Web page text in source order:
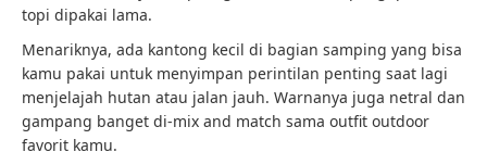
topi dipakai lama.
Menariknya, ada kantong kecil di bagian samping yang bisa
kamu pakai untuk menyimpan perintilan penting saat lagi
menjelajah hutan atau jalan jauh. Warnanya juga netral dan
gampang banget di-mix and match sama outfit outdoor
favorit kamu.